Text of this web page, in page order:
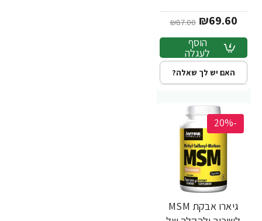
₪69.60
₪87.00
הוסף
לעגלה
האם יש לך שאלה?
-20%
גיארו אבקת MSM